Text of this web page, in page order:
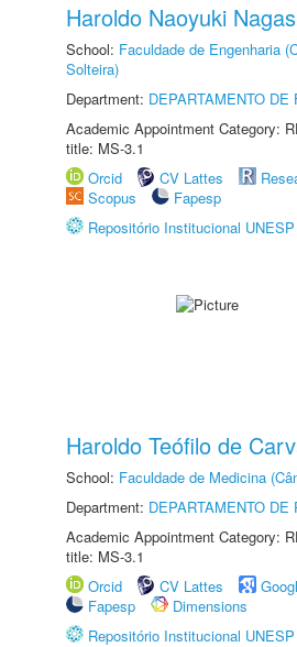
Haroldo Naoyuki
School: Faculdade de Engenharia
Solteira)
Department: DEPARTAMENTO
Academic Appointment Category:
title: MS-3.1
Orcid
CV Lattes
Scopus
Fapesp
Repositório Institucional UNESP
Haroldo Teófilo de
School: Faculdade de Medicina
Department: DEPARTAMENTO DE
Academic Appointment Category:
title: MS-3.1
Orcid
CV Lattes
Fapesp
Dimensions
Repositório Institucional UNESP